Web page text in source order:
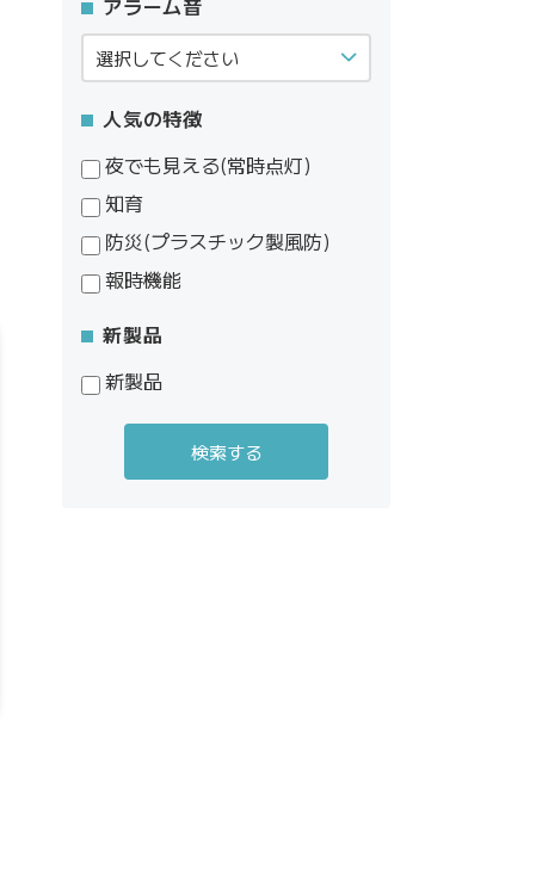
アラーム音
人気の特徴
夜でも見える(常時点灯)
知育
防災(プラスチック製風防)
報時機能
新製品
新製品